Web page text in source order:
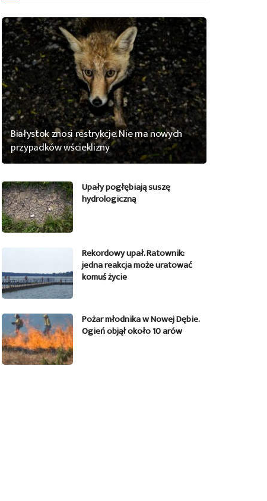
Białystok znosi restrykcje. Nie ma nowych
przypadków wścieklizny
Upały pogłębiają suszę
hydrologiczną
Rekordowy upał. Ratownik:
jedna reakcja może uratować
komuś życie
Pożar młodnika w Nowej Dębie.
Ogień objął około 10 arów